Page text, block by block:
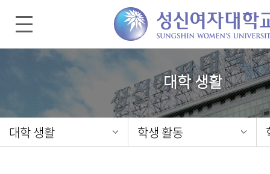
대학 생활
대학 생활 학생 활동